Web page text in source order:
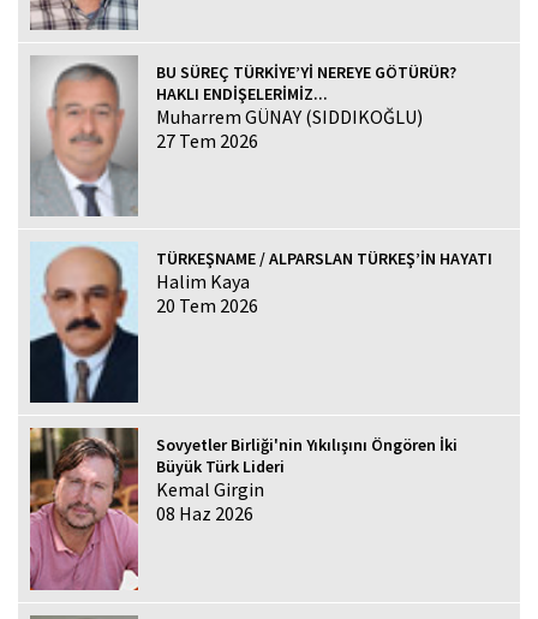
BU SÜREÇ TÜRKİYE’Yİ NEREYE GÖTÜRÜR?
HAKLI ENDİŞELERİMİZ...
Muharrem GÜNAY (SIDDIKOĞLU)
27 Tem 2026
TÜRKEŞNAME / ALPARSLAN TÜRKEŞ’İN HAYATI
Halim Kaya
20 Tem 2026
Sovyetler Birliği'nin Yıkılışını Öngören İki
Büyük Türk Lideri
Kemal Girgin
08 Haz 2026